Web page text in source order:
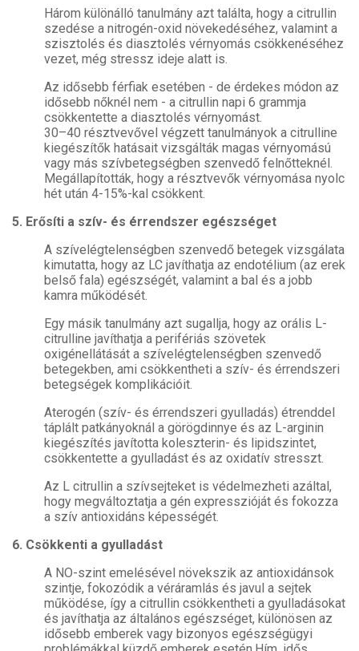
Három különálló tanulmány azt találta, hogy a citrullin
szedése a nitrogén-oxid növekedéséhez, valamint a
szisztolés és diasztolés vérnyomás csökkenéséhez
vezet, még stressz ideje alatt is.
Az idősebb férfiak esetében - de érdekes módon az
idősebb nőknél nem - a citrullin napi 6 grammja
csökkentette a diasztolés vérnyomást.
30–40 résztvevővel végzett tanulmányok a citrulline
kiegészítők hatásait vizsgálták magas vérnyomású
vagy más szívbetegségben szenvedő felnőtteknél.
Megállapították, hogy a résztvevők vérnyomása nyolc
hét után 4-15%-kal csökkent.
5. Erősíti a szív- és érrendszer egészséget
A szívelégtelenségben szenvedő betegek vizsgálata
kimutatta, hogy az LC javíthatja az endotélium (az erek
belső fala) egészségét, valamint a bal és a jobb
kamra működését.
Egy másik tanulmány azt sugallja, hogy az orális L-
citrulline javíthatja a perifériás szövetek
oxigénellátását a szívelégtelenségben szenvedő
betegekben, ami csökkentheti a szív- és érrendszeri
betegségek komplikációit.
Aterogén (szív- és érrendszeri gyulladás) étrenddel
táplált patkányoknál a görögdinnye és az L-arginin
kiegészítés javította koleszterin- és lipidszintet,
csökkentette a gyulladást és az oxidatív stresszt.
Az L citrullin a szívsejteket is védelmezheti azáltal,
hogy megváltoztatja a gén expresszióját és fokozza
a szív antioxidáns képességét.
6. Csökkenti a gyulladást
A NO-szint emelésével növekszik az antioxidánsok
szintje, fokozódik a véráramlás és javul a sejtek
működése, így a citrullin csökkentheti a gyulladásokat
és javíthatja az általános egészséget, különösen az
idősebb emberek vagy bizonyos egészségügyi